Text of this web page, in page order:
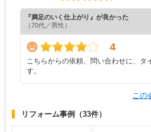
『満足のいく仕上がり』が良かった
（70代／男性）
4
こちらからの依頼、問い合わせに、タ
す。
この
リフォーム事例 （33件）